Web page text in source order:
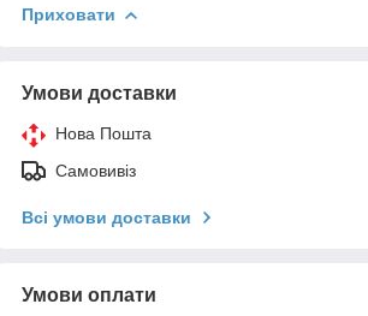
Приховати
Умови доставки
Нова Пошта
Самовивіз
Всі умови доставки
Умови оплати